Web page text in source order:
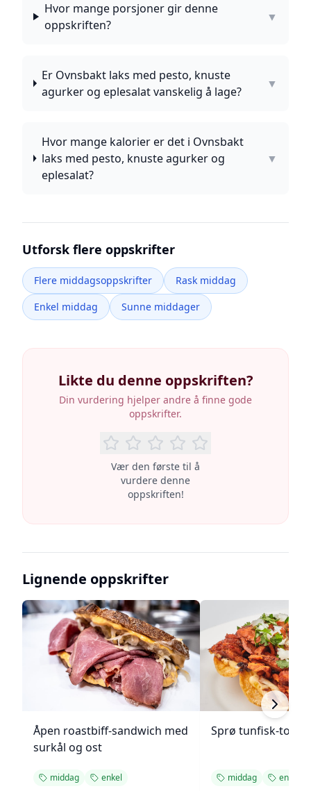
Hvor mange porsjoner gir denne
oppskriften?
▼
Er Ovnsbakt laks med pesto, knuste
agurker og eplesalat vanskelig å lage?
▼
Hvor mange kalorier er det i Ovnsbakt
laks med pesto, knuste agurker og
eplesalat?
▼
Utforsk flere oppskrifter
Flere middagsoppskrifter
Rask middag
Enkel middag
Sunne middager
Likte du denne oppskriften?
Din vurdering hjelper andre å finne gode
oppskrifter.
Vær den første til å
vurdere denne
oppskriften!
Lignende oppskrifter
Åpen roastbiff-sandwich med
surkål og ost
middag enkel
Sprø tunfisk-
middag enkel